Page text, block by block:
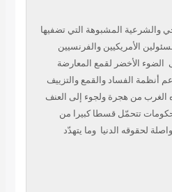
والشرعية المشبوهة التي تضفيها
الأمريكيين والفرنسيين
الضوء الأخضر لقمع المعارضة
أنظمة الفساد والقمع والتزييف
الغرب من هجرة ولجوء إلى العنف
تتحمّل قسطا كبيرا من
لحقوقه الدنيا وما يتهدّد